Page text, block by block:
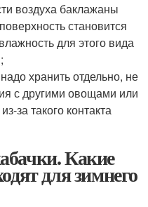
воздуха баклажаны
становится
для этого вида
хранить отдельно, не
с другими овощами или
за такого контакта
Какие
для зимнего